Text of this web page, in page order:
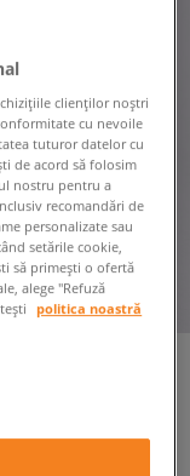
clienților noștri
cu nevoile
tuturor datelor cu
de acord să folosim
nostru pentru a
recomandări de
personalizate sau
setările cookie,
să primești o ofertă
alege "Refuză
politica noastră